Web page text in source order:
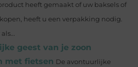
heeft gemaakt of uw baksels of
heeft u een verpakking nodig.
geest van je zoon
met fietsen De avontuurlijke